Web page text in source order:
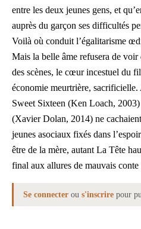
entre les deux jeunes gens, et
auprès du garçon ses difficultés
Voilà où conduit l’égalitarisme
Mais la belle âme refusera de voir
des scènes, le cœur incestuel du
économie meurtrière,
Sweet Sixteen (Ken Loach,
(Xavier Dolan, 2014) ne
jeunes asociaux fixés dans
être de la mère, autant La Tête
final aux allures de mauvais conte
Se connecter ou s'inscrire pour